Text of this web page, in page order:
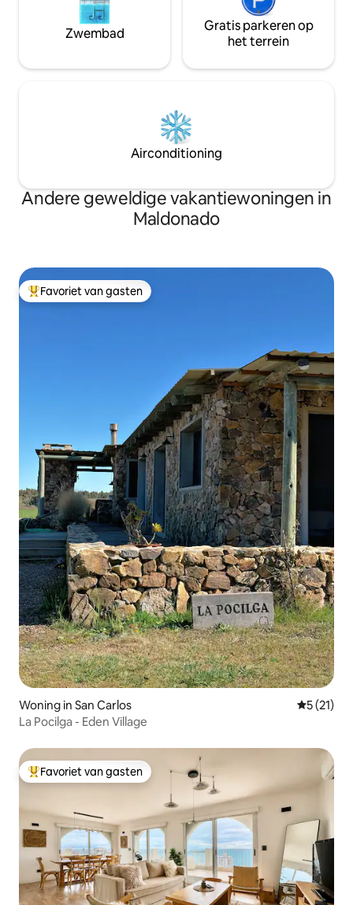
Zwembad
Gratis parkeren op
het terrein
Airconditioning
Andere geweldige vakantiewoningen in
Maldonado
Topfavoriet van gasten
Favoriet van gasten
Woning in San Carlos
5 (21)
La Pocilga - Eden Village
Topfavoriet van gasten
Favoriet van gasten